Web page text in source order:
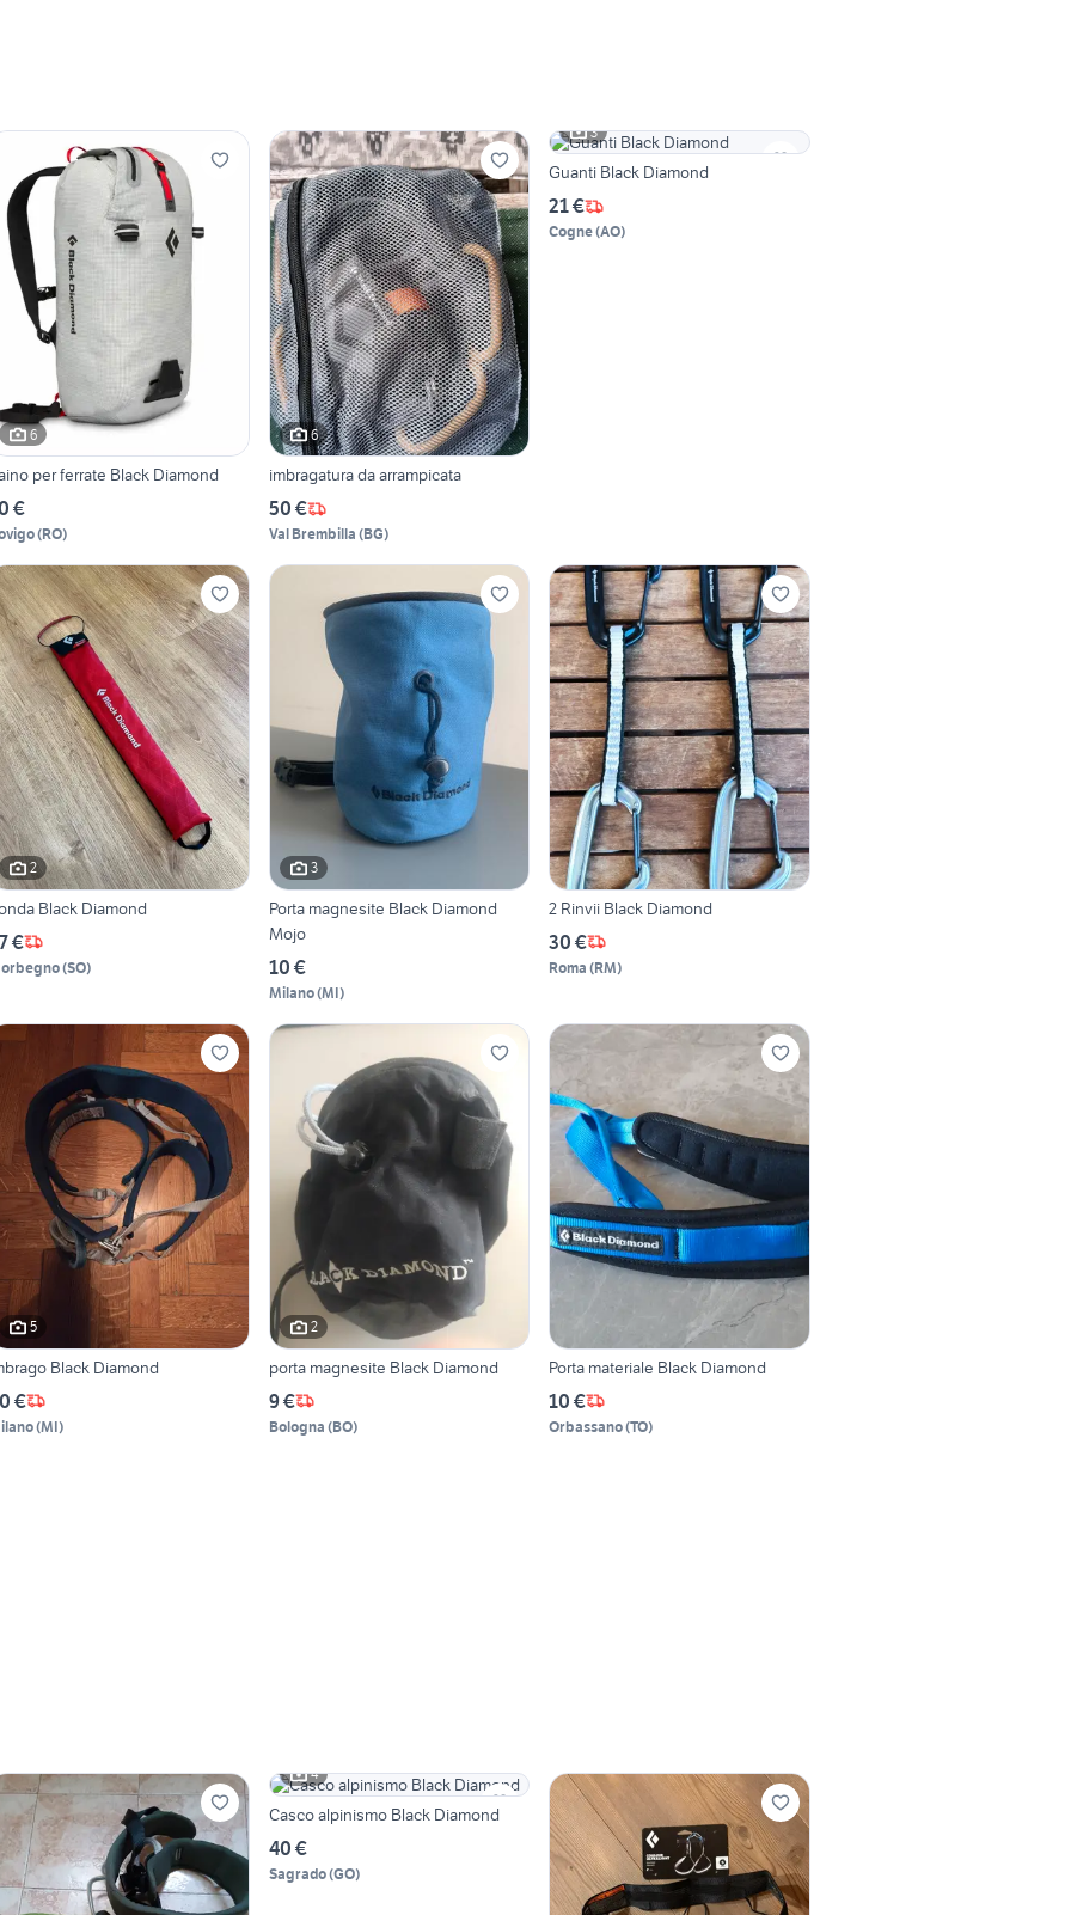
6
per ferrate Black Diamond
€
(RO)
6
imbragatura da arrampicata
50 €
Val Brembilla (BG)
3
Guanti Black Diamond
21 €
Cogne(AO)
2
Black Diamond
€
(SO)
3
Porta magnesite Black Diamond
Mojo
10 €
Milano(MI)
2 Rinvii Black Diamond
30 €
Roma (RM)
5
Black Diamond
€
(MI)
2
porta magnesite Black Diamond
9 €
Bologna (BO)
Porta materiale Black Diamond
10 €
Orbassano(TO)
4
Casco alpinismo Black Diamond
40 €
Sagrado(GO)